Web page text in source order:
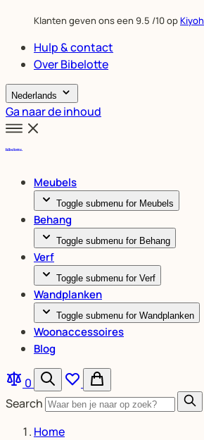
Klanten geven ons een 9.5 /10 opKiyoh
Hulp & contact
Over Bibelotte
Nederlands
Ga naar de inhoud
Meubels
Toggle submenu for Meubels
Behang
Toggle submenu for Behang
Verf
Toggle submenu for Verf
Wandplanken
Toggle submenu for Wandplanken
Woonaccessoires
Blog
0
Search
Home